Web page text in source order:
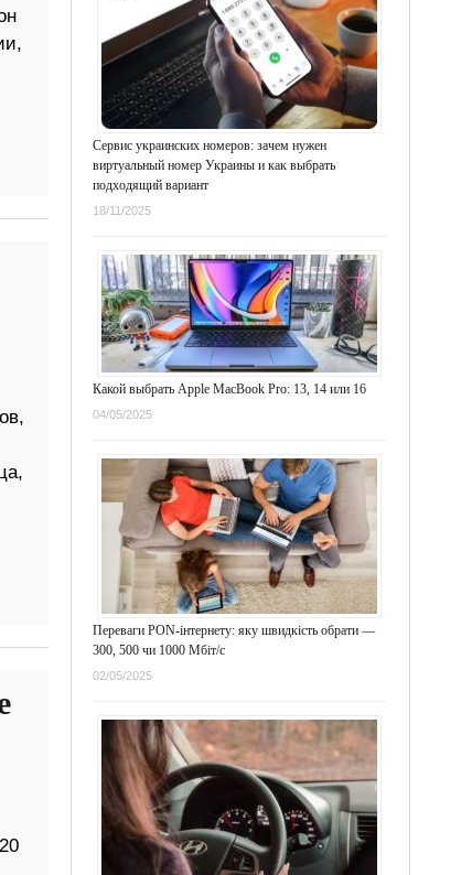
Сервис украинских номеров: зачем нужен
виртуальный номер Украины и как выбрать
подходящий вариант
18/11/2025
Какой выбрать Apple MacBook Pro: 13, 14 или 16
04/05/2025
Переваги PON-інтернету: яку швидкість обрати —
300, 500 чи 1000 Мбіт/с
02/05/2025